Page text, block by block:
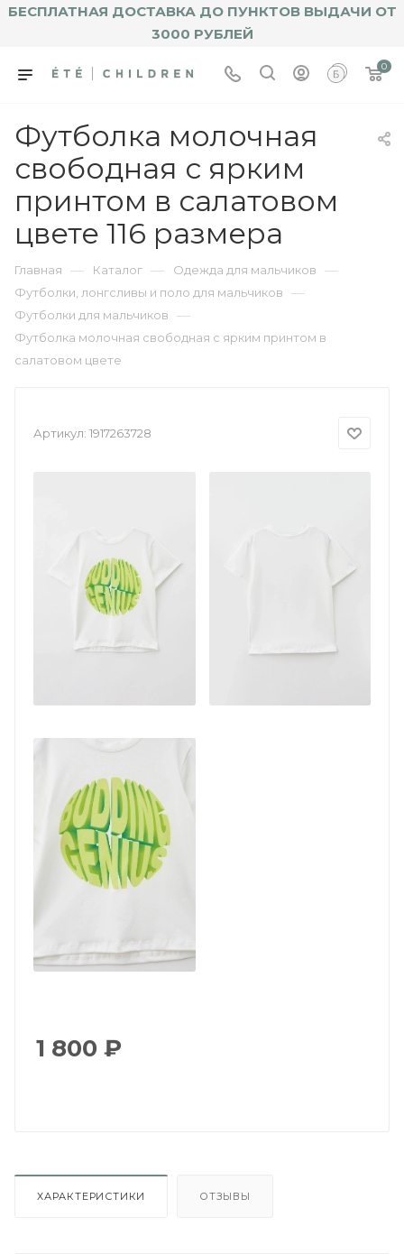
БЕСПЛАТНАЯ ДОСТАВКА ДО ПУНКТОВ ВЫДАЧИ ОТ
3000 РУБЛЕЙ
0
Футболка молочная
свободная с ярким
принтом в салатовом
цвете 116 размера
Главная — Каталог — Одежда для мальчиков —
Футболки, лонгсливы и поло для мальчиков —
Футболки для мальчиков —
Футболка молочная свободная с ярким принтом в
салатовом цвете
Артикул: 1917263728
1 800 ₽
ХАРАКТЕРИСТИКИ ОТЗЫВЫ